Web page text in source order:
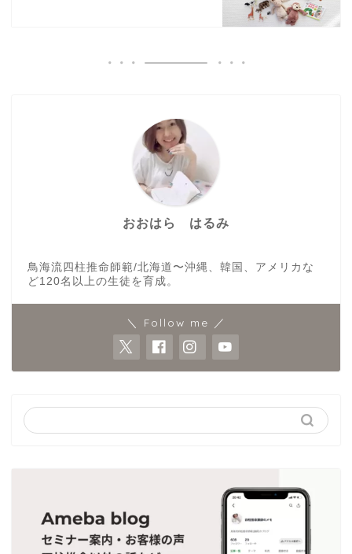
おおはら はるみ
鳥海流四柱推命師範/北海道〜沖縄、韓国、アメリカな
ど120名以上の生徒を育成。
＼ Follow me ／